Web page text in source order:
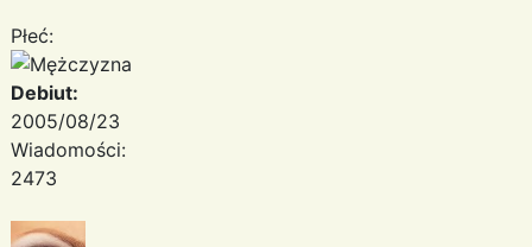
Płeć:
Debiut:
2005/08/23
Wiadomości:
2473